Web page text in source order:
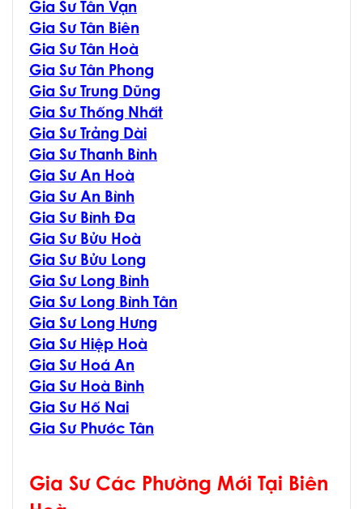
Gia Sư Tân Vạn
Gia Sư Tân Biên
Gia Sư Tân Hoà
Gia Sư Tân Phong
Gia Sư Trung Dũng
Gia Sư Thống Nhất
Gia Sư Trảng Dài
Gia Sư Thanh Bình
Gia Sư An Hoà
Gia Sư An Bình
Gia Sư Bình Đa
Gia Sư Bửu Hoà
Gia Sư Bửu Long
Gia Sư Long Bình
Gia Sư Long Bình Tân
Gia Sư Long Hưng
Gia Sư Hiệp Hoà
Gia Sư Hoá An
Gia Sư Hoà Bình
Gia Sư Hố Nai
Gia Sư Phước Tân
Gia Sư Các Phường Mới Tại Biên